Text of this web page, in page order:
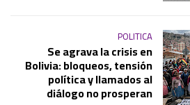
POLITICA
Se agrava la crisis en
Bolivia: bloqueos, tensión
política y llamados al
diálogo no prosperan